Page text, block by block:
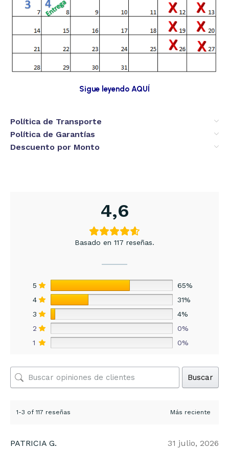
Sigue leyendo AQUÍ
Política de Transporte
Política de Garantías
Descuento por Monto
4,6
Basado en 117 reseñas.
5
65%
4
31%
3
4%
2
0%
1
0%
Buscar
1-3 of 117 reseñas
PATRICIA G. 31 julio, 2026